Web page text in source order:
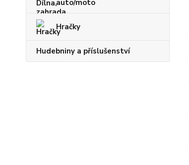
auto/moto
Hračky
Hudebniny a příslušenství